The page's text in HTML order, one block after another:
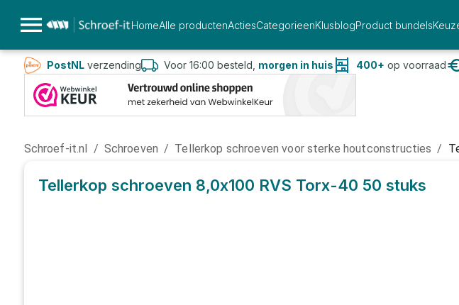
HomeAlle productenActiesCategorieenKlusblogProduct bundels
PostNLverzending Voor 16:00 besteld, morgen in huis 400+ op voorraad
Schroef-it.nl / Schroeven / Tellerkop schroeven voor sterke houtconstructies /
Tellerkop schroeven 8,0x100 RVS Torx-40 50 stuks